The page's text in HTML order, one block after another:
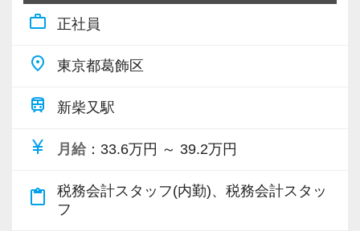
学んだ知識を確かなものにするために、定期的
に理解度確認のテストも行います。
また、入社時には基礎から学べる研修があり、
配属後は先輩社員や上司がマンツーマンでサポ
ート。
制をとっており、前任者や他のメンバーとも連
その結果、入社から6か月後には、自信をもって
顧問先を訪問できるレベルに到達している人が
work_outline 正社員
place 東京都葛飾区
train 新柴又駅
currency_yen 月給 ：33.6万円 ～ 39.2万円
content_paste
税務会計スタッフ(内勤)、税務会計スタッ
フ